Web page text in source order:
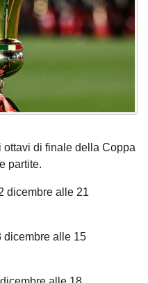
di finale della Coppa
partite.
dicembre alle 21
dicembre alle 15